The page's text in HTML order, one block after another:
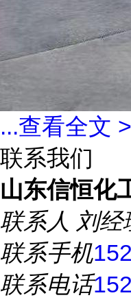
...查看全文 >
联系我们
山东信恒化
联系人 刘经
联系手机
联系电话